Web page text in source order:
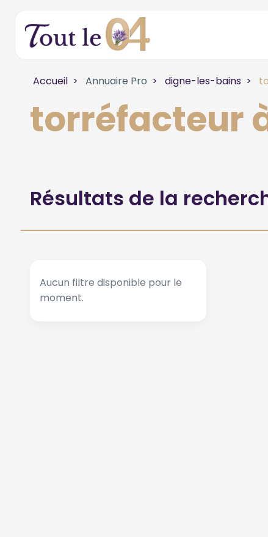
Accueil Annuaire Pro digne-les-bains
torréfacteur à
Résultats de la
Aucun filtre disponible pour le
moment.